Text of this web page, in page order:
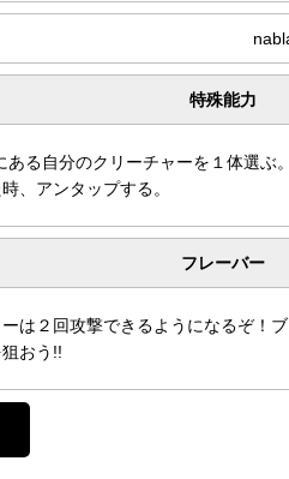
特殊能力
ある自分のクリーチャーを１体選ぶ
、アンタップする。
フレーバー
は２回攻撃できるようになるぞ！
おう!!